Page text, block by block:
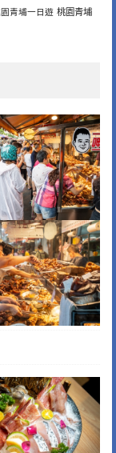
青埔一日遊 桃園青埔